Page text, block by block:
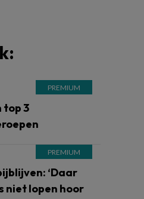
top 3
‘Daar
niet lopen hoor